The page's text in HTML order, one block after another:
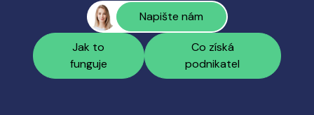
Napište nám
Jak to
funguje
Co získá
podnikatel